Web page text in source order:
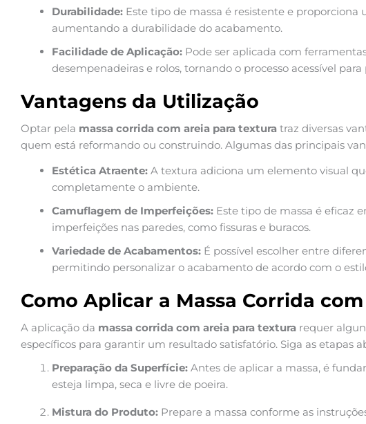
Durabilidade: Este tipo de massa é resistente e proporciona
aumentando a durabilidade do acabamento.
Facilidade de Aplicação: Pode ser aplicada com
desempenadeiras e rolos, tornando o processo acessível
Vantagens da Utilização
Optar pela massa corrida com areia para textura traz diversas
quem está reformando ou construindo. Algumas das principais
Estética Atraente: A textura adiciona um elemento visual
completamente o ambiente.
Camuflagem de Imperfeições: Este tipo de massa é eficaz
imperfeições nas paredes, como fissuras e buracos.
Variedade de Acabamentos: É possível escolher entre
permitindo personalizar o acabamento de acordo com o
Como Aplicar a Massa Corrida
A aplicação da massa corrida com areia para textura requer
específicos para garantir um resultado satisfatório. Siga as etapas
Preparação da Superfície: Antes de aplicar a massa, é
esteja limpa, seca e livre de poeira.
Mistura do Produto: Prepare a massa conforme as